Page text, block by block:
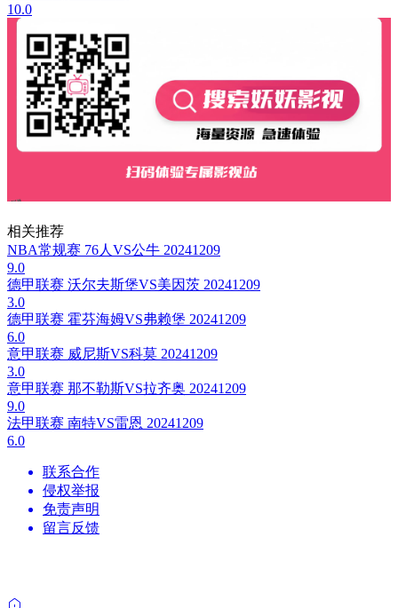
10.0
相关推荐
NBA常规赛 76人VS公牛 20241209
9.0
德甲联赛 沃尔夫斯堡VS美因茨 20241209
3.0
德甲联赛 霍芬海姆VS弗赖堡 20241209
6.0
意甲联赛 威尼斯VS科莫 20241209
3.0
意甲联赛 那不勒斯VS拉齐奥 20241209
9.0
法甲联赛 南特VS雷恩 20241209
6.0
联系合作
侵权举报
免责声明
留言反馈